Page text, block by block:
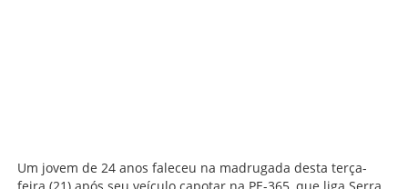
Um jovem de 24 anos faleceu na madrugada desta terça-